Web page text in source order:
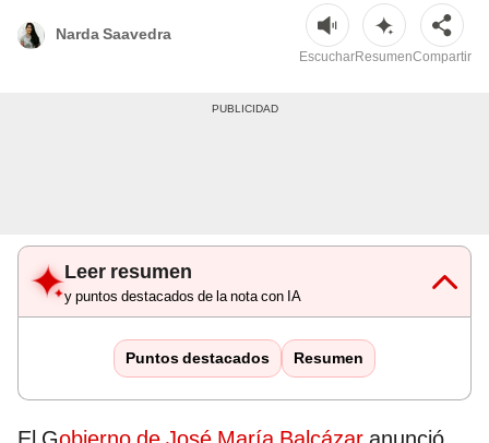
Narda Saavedra
EscucharResumenCompartir
Leer resumen
y puntos destacados de la nota con IA
Puntos destacados Resumen